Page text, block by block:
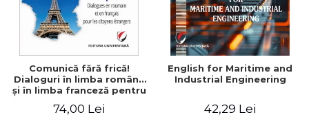
Comunică fără frică!
Dialoguri în limba română
şi în limba franceză pentru
străini/Communique sans
74,00 Lei
English for Maritime and
Industrial Engineering
42,29 Lei